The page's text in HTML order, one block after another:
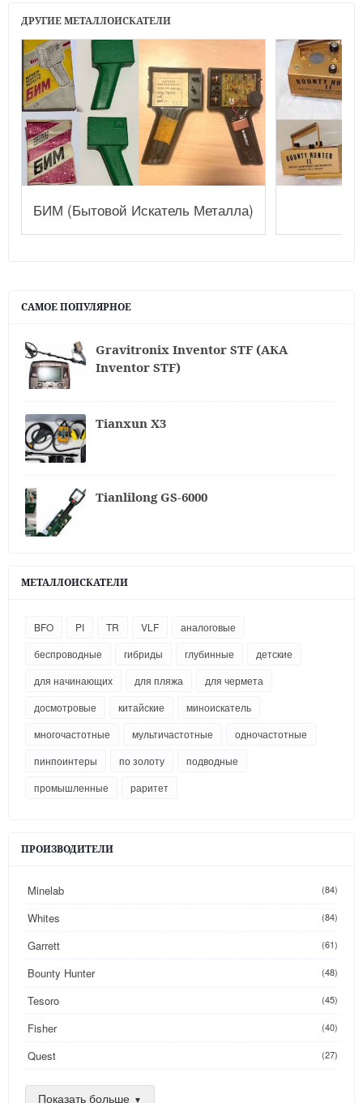
ДРУГИЕ МЕТАЛЛОИСКАТЕЛИ
БИМ (Бытовой Искатель Металла)
САМОЕ ПОПУЛЯРНОЕ
Gravitronix Inventor STF (АКА
Inventor STF)
Tianxun X3
Tianlilong GS-6000
МЕТАЛЛОИСКАТЕЛИ
BFO PI TR VLF
аналоговые
беспроводные
гибриды глубинные
детские
для начинающих
для пляжа
для чермета
досмотровые
китайские
миноискатель
многочастотные
мультичастотные
одночастотные
пинпоинтеры
по золоту
подводные
промышленные
раритет
ПРОИЗВОДИТЕЛИ
Minelab (84)
Whites (84)
Garrett (61)
Bounty Hunter (48)
Tesoro (45)
Fisher (40)
Quest (27)
Golden Mask
Показать больше